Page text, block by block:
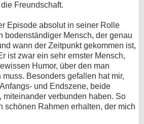
Freundschaft.
Episode absolut in seiner Rolle
bodenständiger Mensch, der genau
wann der Zeitpunkt gekommen ist,
ist zwar ein sehr ernster Mensch,
Humor, über den man
Besonders gefallen hat mir,
und Endszene, beide
miteinander verbunden haben. So
schönen Rahmen erhalten, der mich